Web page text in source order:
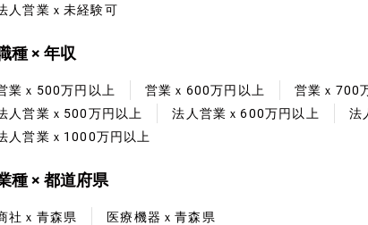
人営業ｘ未経験可
種 × 年収
業ｘ500万円以上 営業ｘ600万円以上 営業ｘ700
人営業ｘ500万円以上
法人営業ｘ600万円以上 法
人営業ｘ1000万円以上
種 × 都道府県
社ｘ青森県 医療機器ｘ青森県